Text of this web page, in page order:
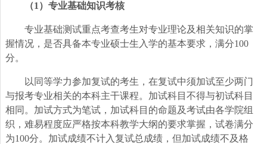
（1）专业基础知识考核
专业基础测试重点考查考生对专业理论及相关知识的掌
握情况，是否具备本专业硕士生入学的基本要求，满分100
分。
以同等学力参加复试的考生，在复试中须加试至少两门
与报考专业相关的本科主干课程。加试科目不得与初试科目
相同。加试方式为笔试，加试科目的命题及考试由各学院组
织，难易程度应严格按本科教学大纲的要求掌握，试卷满分
为100分。加试成绩不计入复试总成绩，但加试成绩不及格